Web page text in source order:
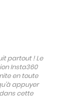
partout ! Le
Insta360
en toute
appuyer
cette